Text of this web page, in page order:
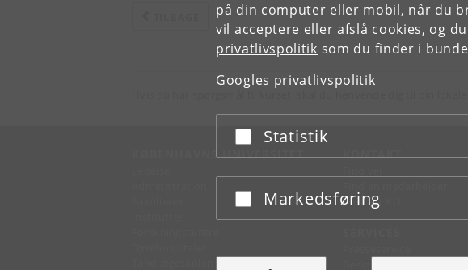
på din computer eller mobil, når du
vil acceptere eller afslå cookies, og
privatlivspolitik som du finder i
Googles privatlivspolitik
Acceptér eller afslå
Statistik
Acceptér eller afslå
Markedsføring
KØBENHAVNS UNIVERSITET KONTAKT
Kontakt KU